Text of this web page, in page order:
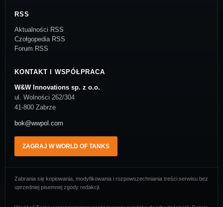
RSS
Aktualności RSS
Czołgopedia RSS
Forum RSS
KONTAKT I WSPÓŁPRACA
W&W Innovations sp. z o.o.
ul. Wolności 262/304
41-800 Zabrze
bok@wwpol.com
ZAGRAJ W WORLD OF TANKS
Zabrania się kopiowania, modyfikowania i rozpowszechniania treści serwisu bez
uprzedniej pisemnej zgody redakcji.